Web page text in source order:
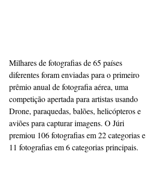
Milhares de fotografias de 65 países
diferentes foram enviadas para o primeiro
prêmio anual de fotografia aérea, uma
competição apertada para artistas usando
Drone, paraquedas, balões, helicópteros e
aviões para capturar imagens. O Júri
premiou 106 fotografias em 22 categorias e
11 fotografias em 6 categorias principais.